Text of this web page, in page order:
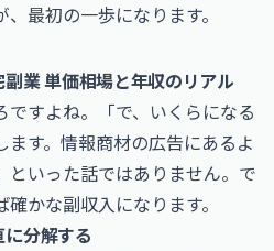
最初の一歩になります。
業 単価相場と年収のリアル
ですよね。「で、いくらになる
す。情報商材の広告にあるよ
といった話ではありません。で
かな副収入になります。
分解する